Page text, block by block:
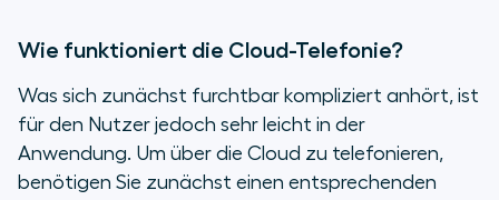
Wie funktioniert die Cloud-Telefonie?
Was sich zunächst furchtbar kompliziert anhört, ist
für den Nutzer jedoch sehr leicht in der
Anwendung. Um über die Cloud zu telefonieren,
benötigen Sie zunächst einen entsprechenden